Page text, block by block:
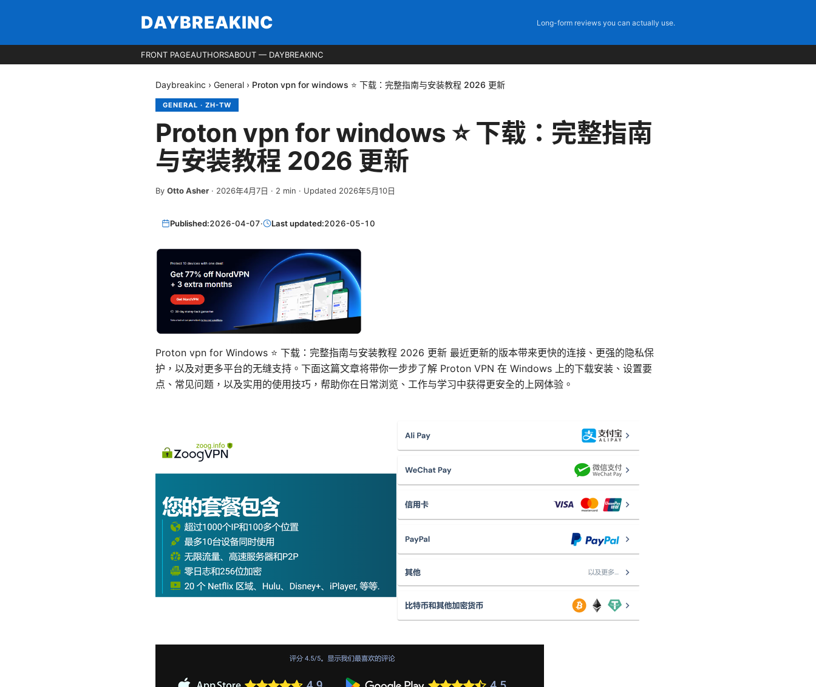
DAYBREAKINC Long-form reviews you can actually use.
FRONT PAGEAUTHORSABOUT — DAYBREAKINC
Daybreakinc › General › Proton vpn for windows ⭐ 下载：完整指南与安装教程 2026 更新
GENERAL · ZH-TW
Proton vpn for windows ⭐ 下载：完整指南
与安装教程 2026 更新
By Otto Asher · 2026年4月7日 · 2 min · Updated 2026年5月10日
Published:2026-04-07· Last updated:2026-05-10
Proton vpn for Windows ⭐ 下载：完整指南与安装教程 2026 更新 最近更新的版本带来更快的连接、更强的隐私保
护，以及对更多平台的无缝支持。下面这篇文章将带你一步步了解 Proton VPN 在 Windows 上的下载安装、设置要
点、常见问题，以及实用的使用技巧，帮助你在日常浏览、工作与学习中获得更安全的上网体验。